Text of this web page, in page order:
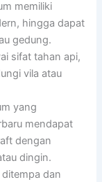
memiliki
hingga dapat
gedung.
sifat tahan api,
vila atau
yang
mendapat
dengan
dingin.
dan